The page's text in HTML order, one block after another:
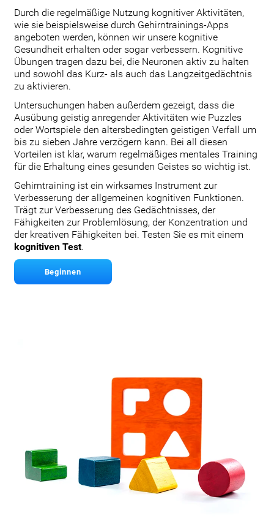
Durch die regelmäßige Nutzung kognitiver Aktivitäten,
wie sie beispielsweise durch Gehirntrainings-Apps
angeboten werden, können wir unsere kognitive
Gesundheit erhalten oder sogar verbessern. Kognitive
Übungen tragen dazu bei, die Neuronen aktiv zu halten
und sowohl das Kurz- als auch das Langzeitgedächtnis
zu aktivieren.
Untersuchungen haben außerdem gezeigt, dass die
Ausübung geistig anregender Aktivitäten wie Puzzles
oder Wortspiele den altersbedingten geistigen Verfall um
bis zu sieben Jahre verzögern kann. Bei all diesen
Vorteilen ist klar, warum regelmäßiges mentales Training
für die Erhaltung eines gesunden Geistes so wichtig ist.
Gehirntraining ist ein wirksames Instrument zur
Verbesserung der allgemeinen kognitiven Funktionen.
Trägt zur Verbesserung des Gedächtnisses, der
Fähigkeiten zur Problemlösung, der Konzentration und
der kreativen Fähigkeiten bei. Testen Sie es mit einem
kognitiven Test.
Beginnen